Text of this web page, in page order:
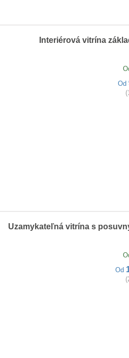
Interiérová vitrína
Od
Uzamykateľná vitrína s
Od